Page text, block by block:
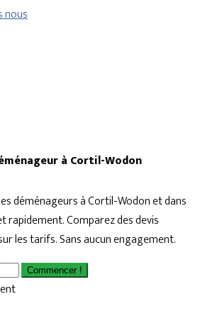
nous
à Cortil-Wodon
déménageurs à Cortil-Wodon et dans
rapidement. Comparez des devis
les tarifs. Sans aucun engagement.
Commencer !